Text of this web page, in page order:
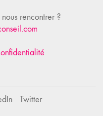
rencontrer ?
Twitter